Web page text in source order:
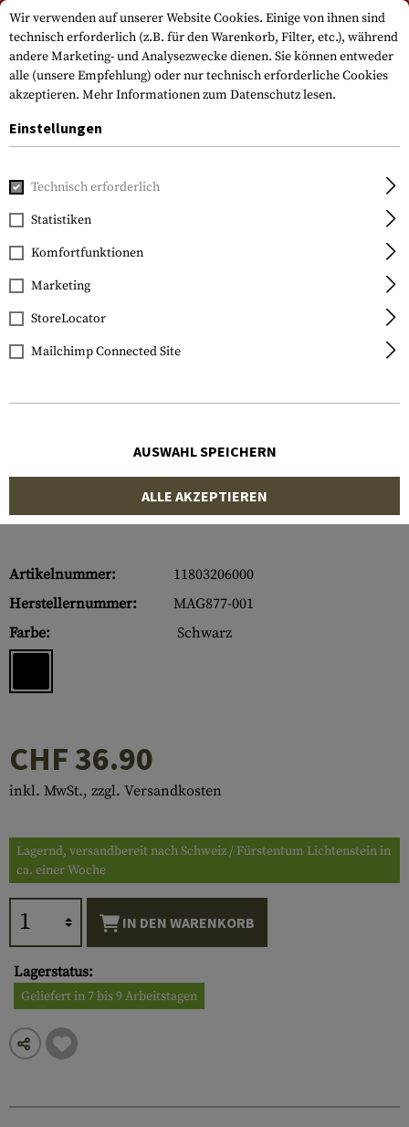
Bitte beachten Sie, dass die Lieferzeiten auf Grund eines Feiertags am
15.08.2026 abweichen können
Magpul
Daka Large Suppressor
Pouch
Artikelnummer:
11803206000
Herstellernummer:
MAG877-001
Farbe:
Schwarz
CHF 36.90
inkl. MwSt., zzgl. Versandkosten
Lagernd, versandbereit nach Schweiz / Fürstentum Lichtenstein in
ca. einer Woche
IN DEN WARENKORB
Lagerstatus:
Geliefert in 7 bis 9 Arbeitstagen
Wir verwenden auf unserer Website Cookies. Einige von ihnen sind
technisch erforderlich (z.B. für den Warenkorb, Filter, etc.), während
andere Marketing- und Analysezwecke dienen. Sie können entweder
alle (unsere Empfehlung) oder nur technisch erforderliche Cookies
akzeptieren. Mehr Informationen zum Datenschutz lesen.
Einstellungen
Technisch erforderlich
Statistiken
Komfortfunktionen
Marketing
StoreLocator
Mailchimp Connected Site
AUSWAHL SPEICHERN
ALLE AKZEPTIEREN